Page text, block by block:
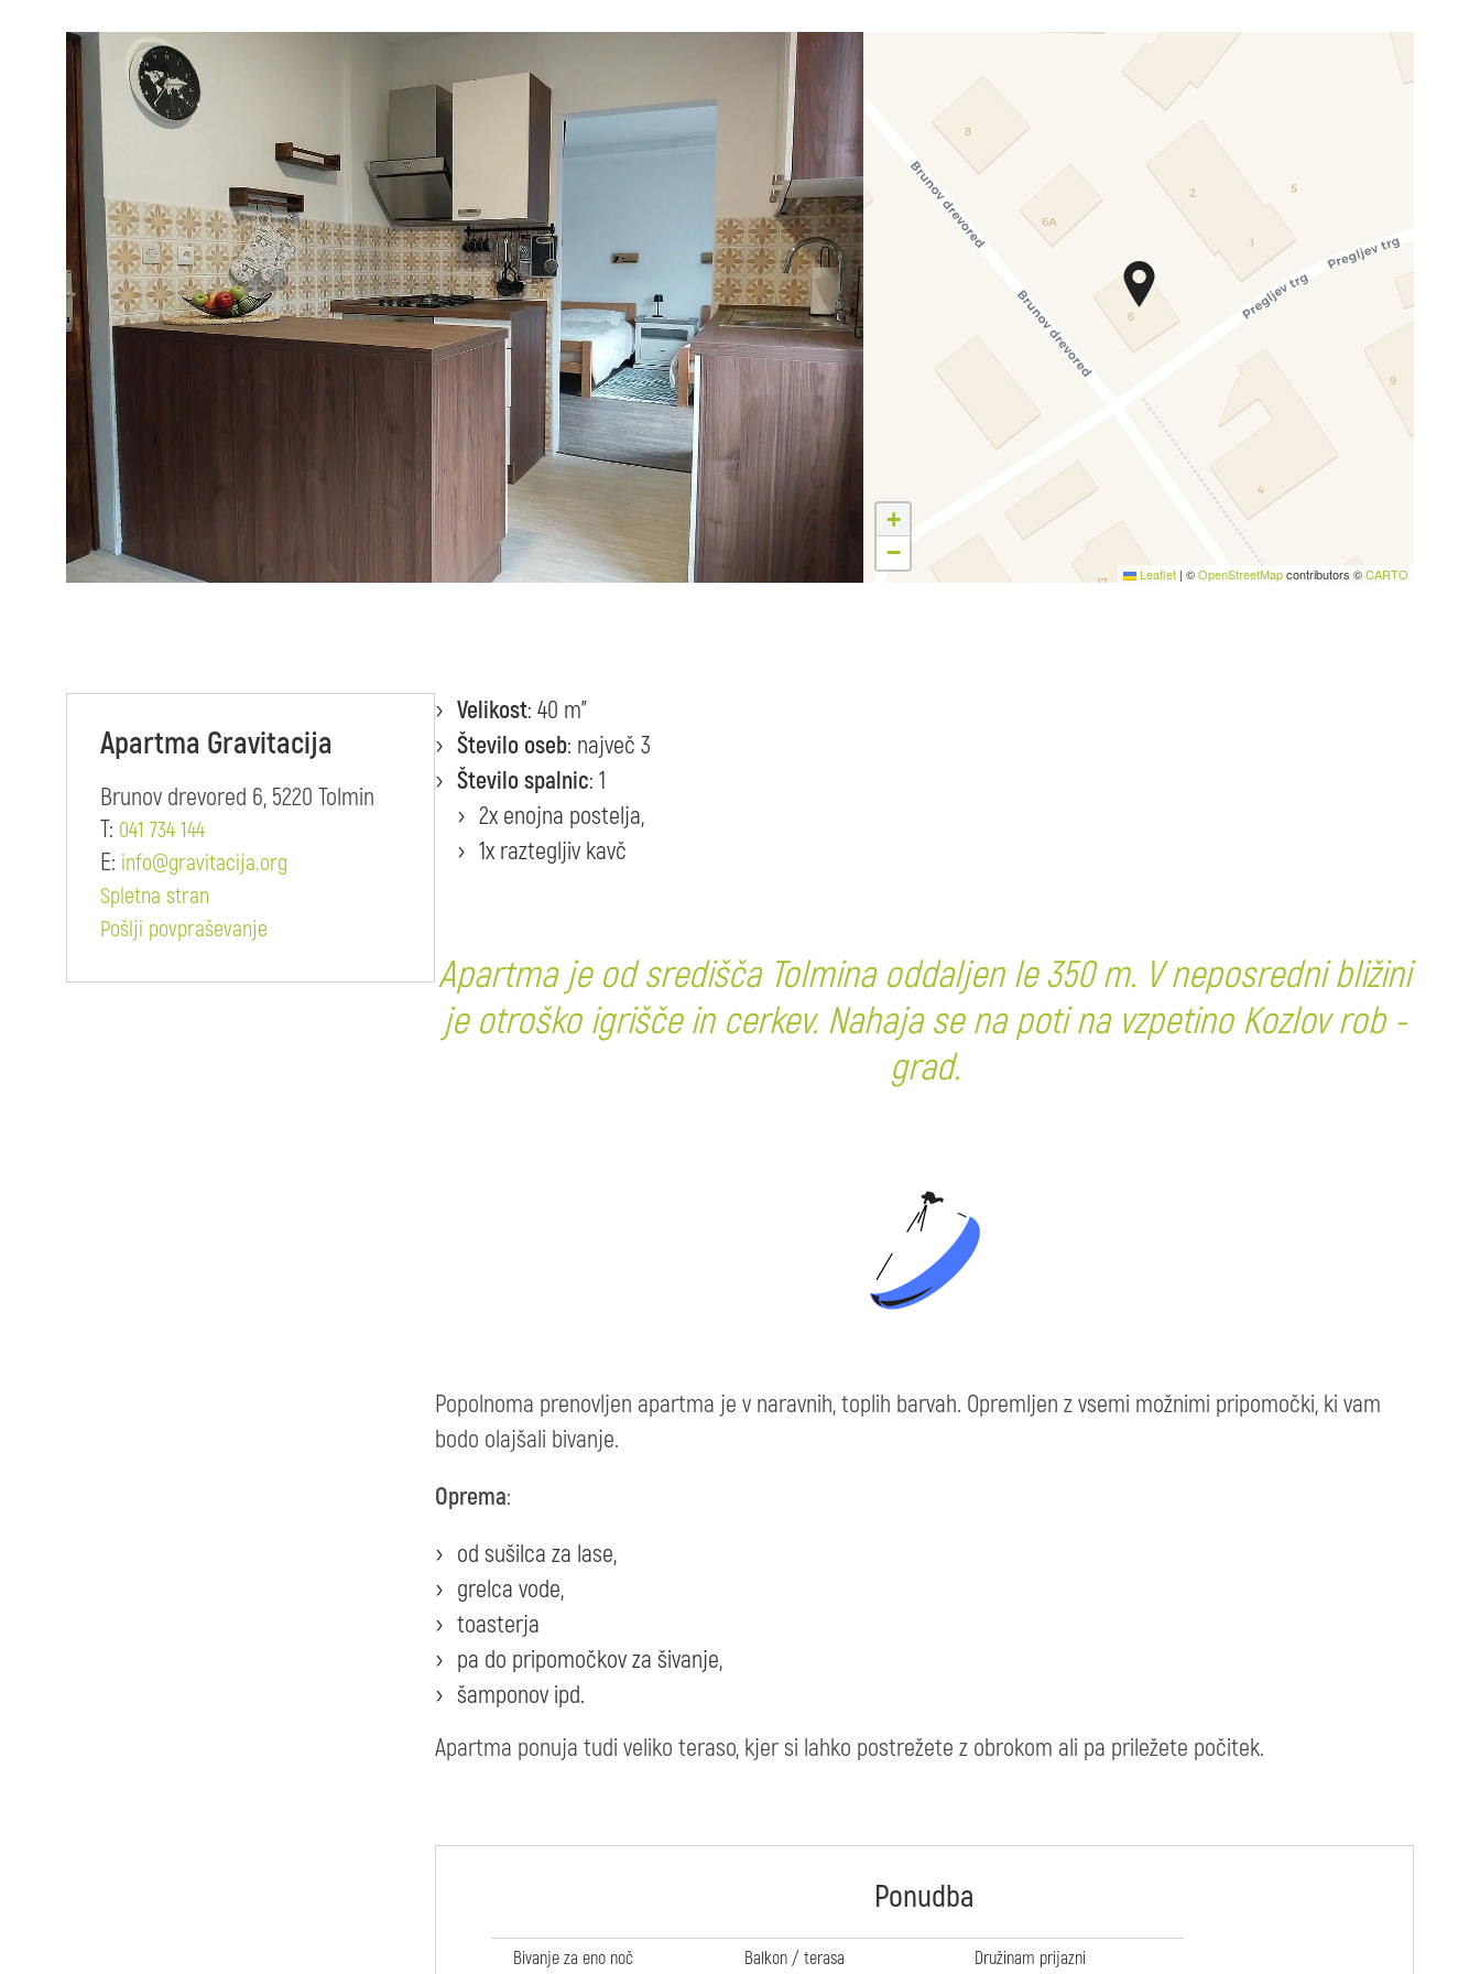
+
−
Leaflet | ©OpenStreetMapcontributors ©CARTO
Apartma Gravitacija
Brunov drevored 6, 5220 Tolmin
T: 041 734 144
E: info@gravitacija.org
Spletna stran
Pošlji povpraševanje
Velikost: 40 m"
Število oseb: največ 3
Število spalnic: 1
2x enojna postelja,
1x raztegljiv kavč
Apartma je od središča Tolmina oddaljen le 350 m. V neposredni bližini
je otroško igrišče in cerkev. Nahaja se na poti na vzpetino Kozlov rob -
grad.
Popolnoma prenovljen apartma je v naravnih, toplih barvah. Opremljen z vsemi možnimi pripomočki, ki vam
bodo olajšali bivanje.
Oprema:
od sušilca za lase,
grelca vode,
toasterja
pa do pripomočkov za šivanje,
šamponov ipd.
Apartma ponuja tudi veliko teraso, kjer si lahko postrežete z obrokom ali pa priležete počitek.
Ponudba
Bivanje za eno noč Balkon / terasa Družinam prijazni